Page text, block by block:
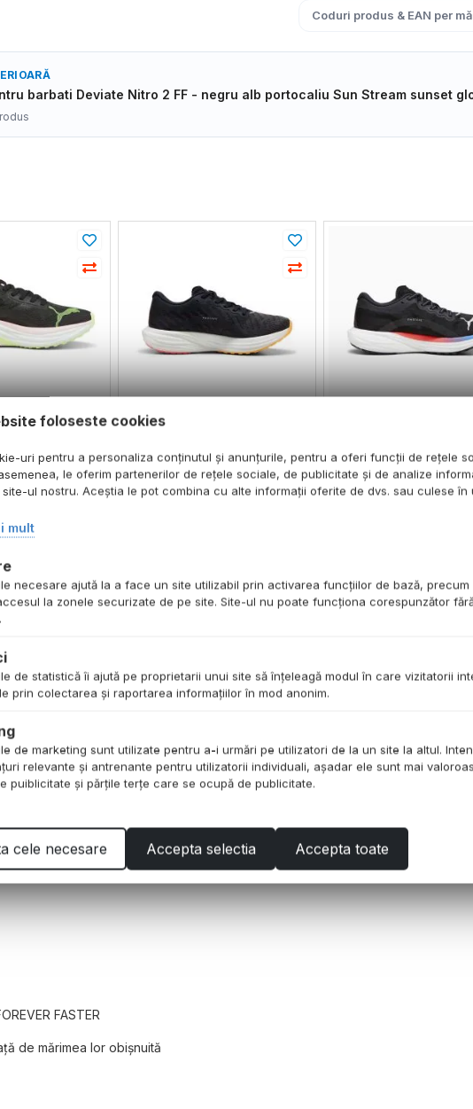
Coduri produs & EAN per
barbati Deviate Nitro 2 FF - negru alb portocaliu Sun Stream sunset
Magnify Nitro
shoes - negru
deschis
lei
IN COS
pentru barbati Deviate Nitro
2 FF - negru alb portocaliu
Sun Stream sunset glow
pentru barbati
2 - negru alb
portocaliu
la viteză maximă în plasă respirabilă și talpă
pentru orice suprafață. Construiți pentru
pentru a vă menține în formă. Dezlănțuie-ți
FASTER
de mărimea lor obișnuită
foloseste cookies
uri pentru a personaliza conținutul și anunțurile, pentru a oferi funcții de rețele
le oferim partenerilor de rețele sociale, de publicitate și de analize
ul nostru. Aceștia le pot combina cu alte informații oferite de dvs. sau culese în
mult
necesare ajută la a face un site utilizabil prin activarea funcţiilor de bază, precum
la zonele securizate de pe site. Site-ul nu poate funcţiona corespunzător
de statistică îi ajută pe proprietarii unui site să înţeleagă modul în care vizitatorii
prin colectarea şi raportarea informaţiilor în mod anonim.
de marketing sunt utilizate pentru a-i urmări pe utilizatori de la un site la altul.
relevante şi antrenante pentru utilizatorii individuali, aşadar ele sunt mai
puiblicitate şi părţile terţe care se ocupă de publicitate.
cele necesare Accepta selectia Accepta toate